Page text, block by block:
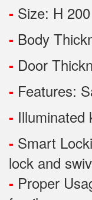
- Size: H
- Body
- Door
- Features:
- Illuminated
- Smart
lock and
- Proper